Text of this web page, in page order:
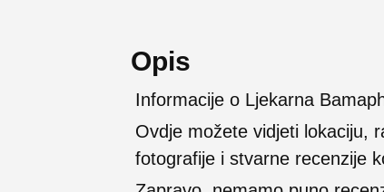
Opis
Informacije o Ljekarna
Ovdje možete vidjeti lokaciju,
fotografije i stvarne recenzije